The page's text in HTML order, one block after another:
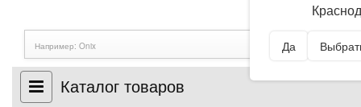
Да
Каталог товаров